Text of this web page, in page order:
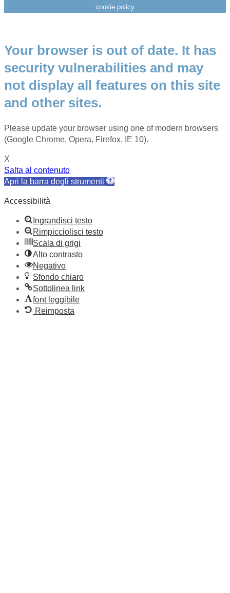
cookie policy
Your browser is out of date. It has
security vulnerabilities and may
not display all features on this site
and other sites.
Please update your browser using one of modern browsers
(Google Chrome, Opera, Firefox, IE 10).
X
Salta al contenuto
Apri la barra degli strumenti
Accessibilità
Ingrandisci testo
Rimpicciolisci testo
Scala di grigi
Alto contrasto
Negativo
Sfondo chiaro
Sottolinea link
font leggibile
Reimposta